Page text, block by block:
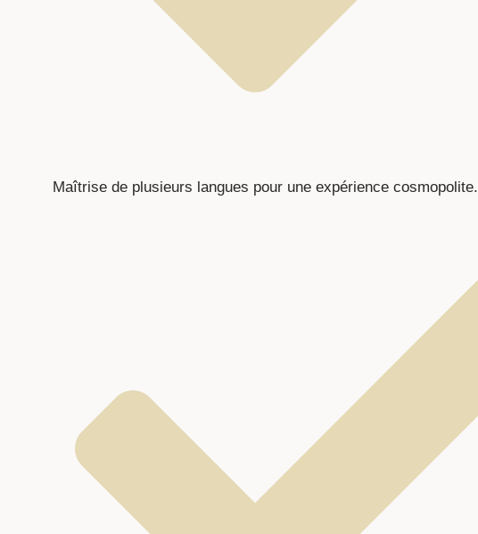
Maîtrise de plusieurs langues pour une expérience cosmopolite.